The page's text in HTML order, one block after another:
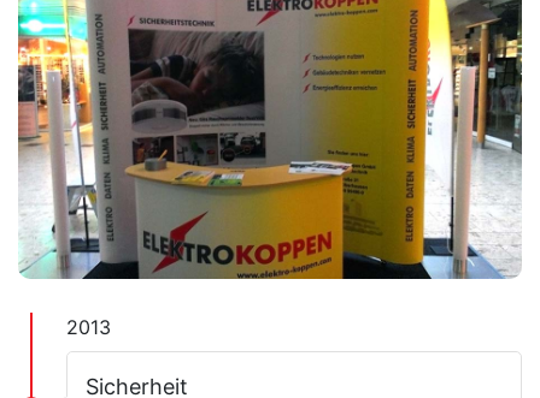
2013
Sicherheit